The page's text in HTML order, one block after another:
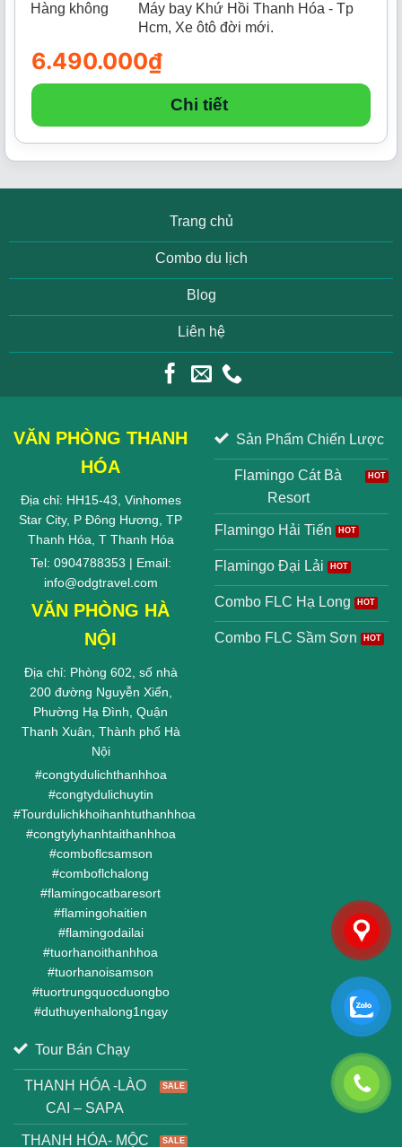
Hàng không
Máy bay Khứ Hồi Thanh Hóa - Tp
Hcm, Xe ôtô đời mới.
6.490.000₫
Chi tiết
Trang chủ
Combo du lịch
Blog
Liên hệ
VĂN PHÒNG THANH
HÓA
Địa chỉ: HH15-43, Vinhomes
Star City, P Đông Hương, TP
Thanh Hóa, T Thanh Hóa
Tel: 0904788353 | Email:
info@odgtravel.com
VĂN PHÒNG HÀ
NỘI
Địa chỉ: Phòng 602, số nhà
200 đường Nguyễn Xiển,
Phường Hạ Đình, Quận
Thanh Xuân, Thành phố Hà
Nội
#congtydulichthanhhoa
#congtydulichuytin
#Tourdulichkhoihanhtuthanhhoa
#congtylyhanhtaithanhhoa
#comboflcsamson
#comboflchalong
#flamingocatbaresort
#flamingohaitien
#flamingodailai
#tuorhanoithanhhoa
#tuorhanoisamson
#tuortrungquocduongbo
#duthuyenhalong1ngay
Sản Phẩm Chiến Lược
Flamingo Cát Bà
Resort
Flamingo Hải Tiến
Flamingo Đại Lải
Combo FLC Hạ Long
Combo FLC Sầm Sơn
Tour Bán Chạy
THANH HÓA -LÀO
CAI – SAPA
THANH HÓA- MỘC